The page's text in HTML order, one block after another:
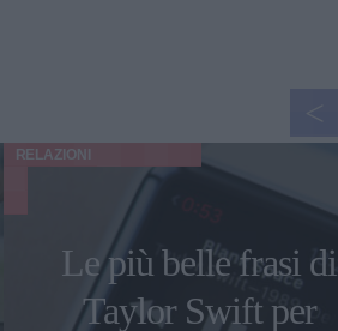
RELAZIONI
Le più belle frasi di
Taylor Swift per